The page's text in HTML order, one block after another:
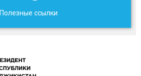
Полезные ссылки